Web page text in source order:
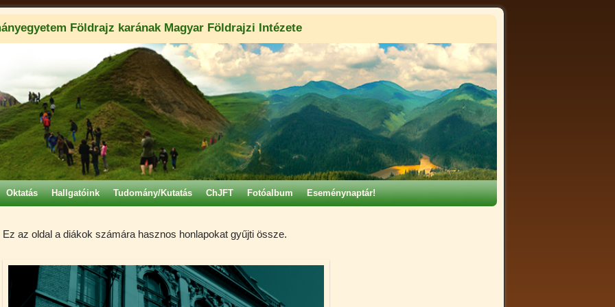
Földrajz karának Magyar Földrajzi Intézete
Oktatás Hallgatóink Tudomány/Kutatás ChJFT Fotóalbum Eseménynaptár!
Ez az oldal a diákok számára hasznos honlapokat gyűjti össze.